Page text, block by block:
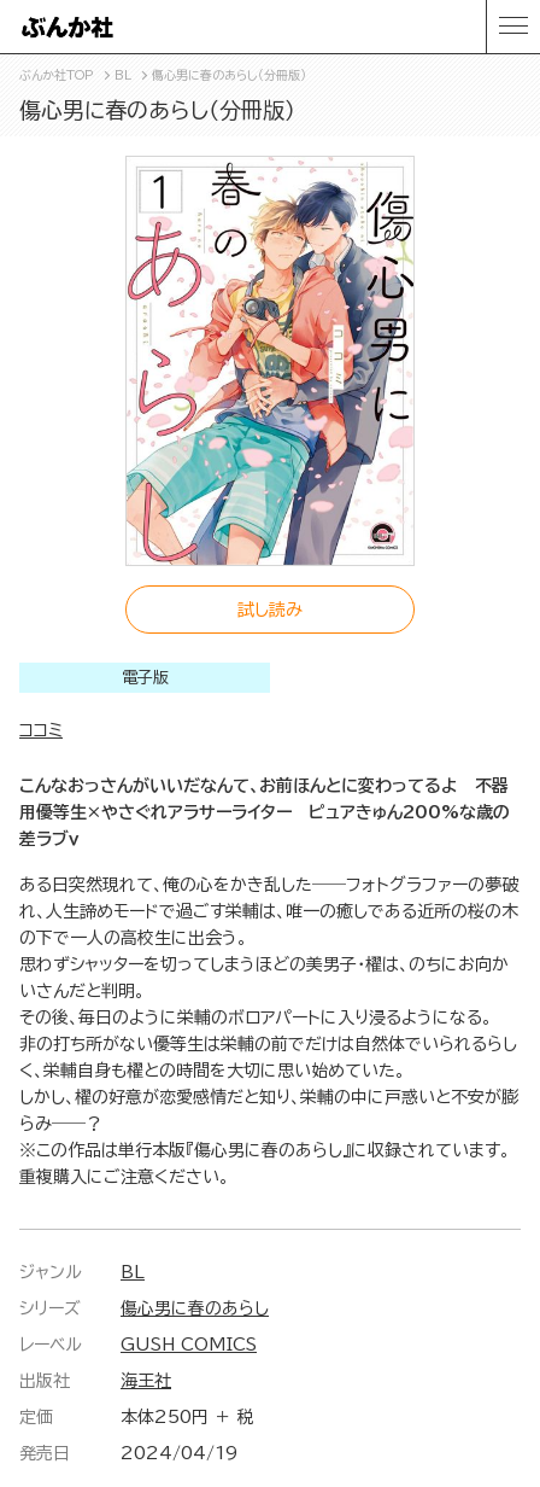
ぶんか社TOP BL 傷心男に春のあらし（分冊版）
傷心男に春のあらし（分冊版）
試し読み
電子版
ココミ
こんなおっさんがいいだなんて、お前ほんとに変わってるよ 不器
用優等生×やさぐれアラサーライター ピュアきゅん200%な歳の
差ラブｖ
ある日突然現れて、俺の心をかき乱した――フォトグラファーの夢破
れ、人生諦めモードで過ごす栄輔は、唯一の癒しである近所の桜の木
の下で一人の高校生に出会う。
思わずシャッターを切ってしまうほどの美男子・櫂は、のちにお向か
いさんだと判明。
その後、毎日のように栄輔のボロアパートに入り浸るようになる。
非の打ち所がない優等生は栄輔の前でだけは自然体でいられるらし
く、栄輔自身も櫂との時間を大切に思い始めていた。
しかし、櫂の好意が恋愛感情だと知り、栄輔の中に戸惑いと不安が膨
らみ――？
※この作品は単行本版『傷心男に春のあらし』に収録されています。
重複購入にご注意ください。
ジャンル BL
シリーズ 傷心男に春のあらし
レーベル GUSH COMICS
出版社 海王社
定価 本体250円 ＋ 税
発売日 2024/04/19